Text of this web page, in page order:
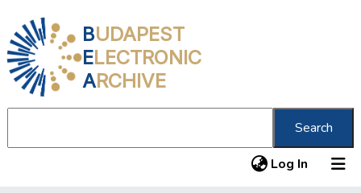
BUDAPEST
ELECTRONIC
ARCHIVE
Search
Log In (current)